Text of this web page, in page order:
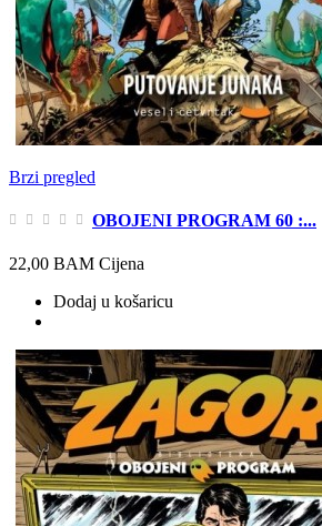
Brzi pregled
OBOJENI PROGRAM 60 :...
22,00 BAM Cijena
Dodaj u košaricu